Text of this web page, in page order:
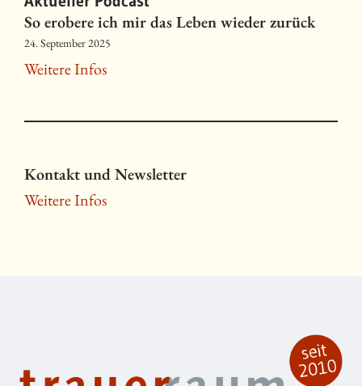
So erobere ich mir das Leben wieder zurück
24. September 2025
Weitere Infos
Kontakt und Newsletter
Weitere Infos